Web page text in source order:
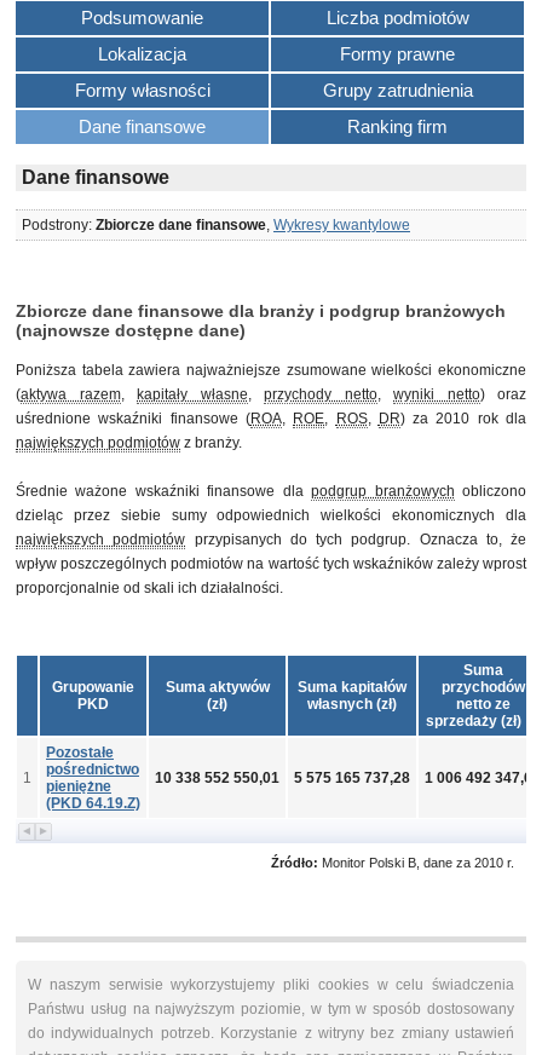
Podsumowanie
Liczba podmiotów
Lokalizacja
Formy prawne
Formy własności
Grupy zatrudnienia
Dane finansowe
Ranking firm
Dane finansowe
Podstrony: Zbiorcze dane finansowe, Wykresy kwantylowe
Zbiorcze dane finansowe dla branży i podgrup branżowych
(najnowsze dostępne dane)
Poniższa tabela zawiera najważniejsze zsumowane wielkości ekonomiczne
(aktywa razem, kapitały własne, przychody netto, wyniki netto) oraz
uśrednione wskaźniki finansowe (ROA, ROE, ROS, DR) za 2010 rok dla
największych podmiotów z branży.
Średnie ważone wskaźniki finansowe dlapodgrup branżowych obliczono
dzieląc przez siebie sumy odpowiednich wielkości ekonomicznych dla
największych podmiotów przypisanych do tych podgrup. Oznacza to, że
wpływ poszczególnych podmiotów na wartość tych wskaźników zależy wprost
proporcjonalnie od skali ich działalności.
Grupowanie
PKD
Suma aktywów
(zł)
Suma kapitałów
własnych (zł)
Suma
przychodów
netto ze
sprzedaży (zł)
1
Pozostałe
pośrednictwo
pieniężne
(PKD 64.19.Z)
10 338 552 550,01 5 575 165 737,28 1 006 492 347,62
Źródło: Monitor Polski B, dane za 2010 r.
W naszym serwisie wykorzystujemy pliki cookies w celu świadczenia
Państwu usług na najwyższym poziomie, w tym w sposób dostosowany
do indywidualnych potrzeb. Korzystanie z witryny bez zmiany ustawień